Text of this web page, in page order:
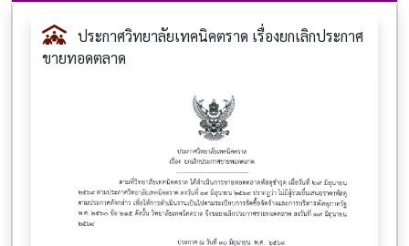
ประกาศวิทยาลัยเทคนิคตราด เรื่องยกเลิกประกาศ
ขายทอดตลาด